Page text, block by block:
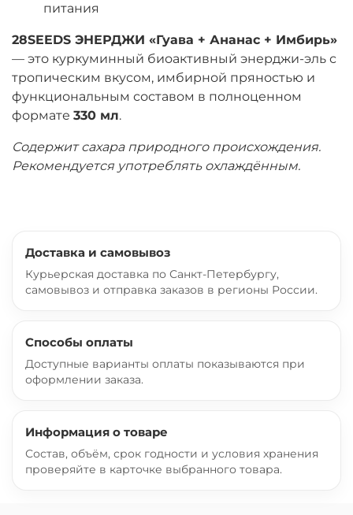
питания
28SEEDS ЭНЕРДЖИ «Гуава + Ананас + Имбирь»
— это куркуминный биоактивный энерджи-эль с
тропическим вкусом, имбирной пряностью и
функциональным составом в полноценном
формате 330 мл.
Содержит сахара природного происхождения.
Рекомендуется употреблять охлаждённым.
Доставка и самовывоз
Курьерская доставка по Санкт-Петербургу,
самовывоз и отправка заказов в регионы России.
Способы оплаты
Доступные варианты оплаты показываются при
оформлении заказа.
Информация о товаре
Состав, объём, срок годности и условия хранения
проверяйте в карточке выбранного товара.